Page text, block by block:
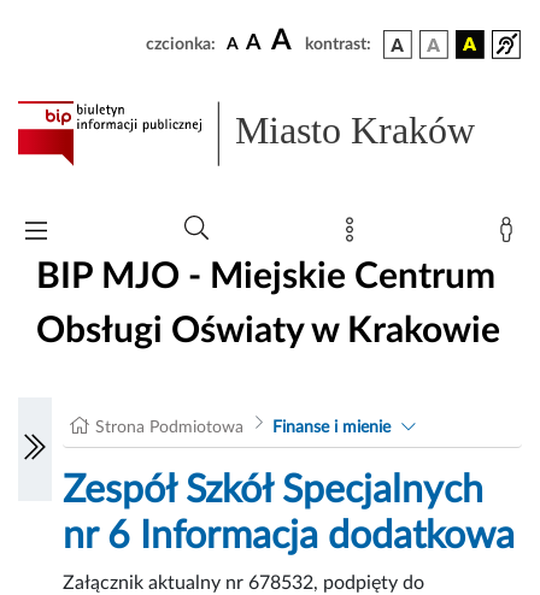
czcionka: A A A kontrast:
Miasto Kraków
BIP MJO - Miejskie Centrum
Obsługi Oświaty w Krakowie
Strona Podmiotowa Finanse i mienie
Zespół Szkół Specjalnych
nr 6 Informacja dodatkowa
Załącznik aktualny nr 678532, podpięty do